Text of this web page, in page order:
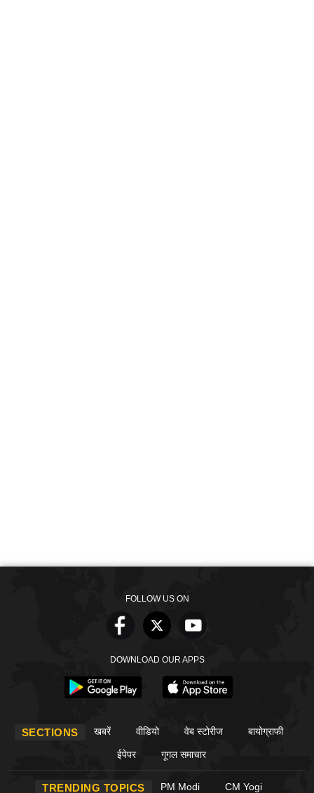
FOLLOW US ON
DOWNLOAD OUR APPS
SECTIONS खबरें वीडियो वेब स्टोरीज बायोग्राफी
ईपेपर गूगल समाचार
TRENDING TOPICS PM Modi CM Yogi